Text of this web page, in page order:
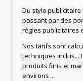
Du stylo
passant par des
règles publicitaires
Nos tarifs sont
techniques inclus...
produits finis et
environs ...